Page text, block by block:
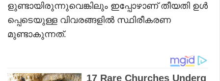
ളുണ്ടായിരുന്നുവെങ്കിലും ഇപ്പോഴാണ് തീയതി ഉൾ
പ്പെടെയുള്ള വിവരങ്ങളിൽ സ്ഥിരീകരണ
മുണ്ടാകുന്നത്.